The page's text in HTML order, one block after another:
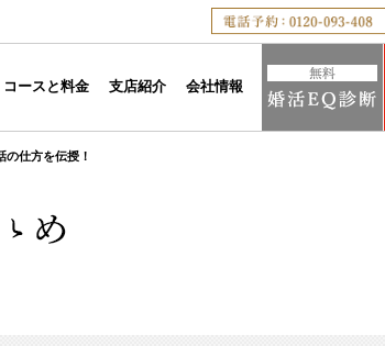
コースと料金 支店紹介 会社情報
仕方を伝授！